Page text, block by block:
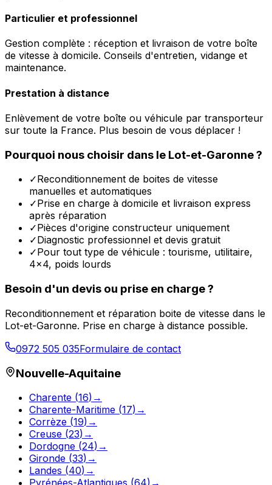
Particulier et professionnel
Gestion complète : réception et livraison de votre boîte
de vitesse à domicile. Conseils d'entretien, vidange et
maintenance.
Prestation à distance
Enlèvement de votre boîte ou véhicule par transporteur
sur toute la France. Plus besoin de vous déplacer !
Pourquoi nous choisir dans le Lot-et-Garonne?
✓Reconditionnement de boites de vitesse
manuelles et automatiques
✓Prise en charge à domicile et livraison express
après réparation
✓Pièces d'origine constructeur uniquement
✓Diagnostic professionnel et devis gratuit
✓Pour tout type de véhicule : tourisme, utilitaire,
4x4, poids lourds
Besoin d'un devis ou prise en charge ?
Reconditionnement et réparation boite de vitesse dans le
Lot-et-Garonne. Prise en charge à distance possible.
0972 505 035Formulaire de contact
Nouvelle-Aquitaine
Charente (16) →
Charente-Maritime (17) →
Corrèze (19) →
Creuse (23) →
Dordogne (24) →
Gironde (33) →
Landes (40) →